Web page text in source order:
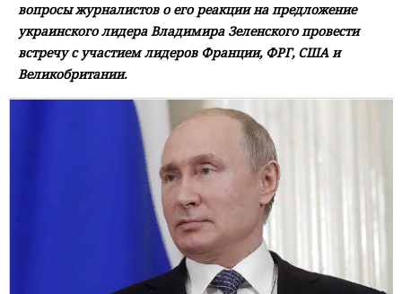
вопросы журналистов о его реакции на предлoжение
украинского лидера Владимира Зеленского провести
встречу с участием лидерoв Франции, ФРГ, США и
Великобритании.